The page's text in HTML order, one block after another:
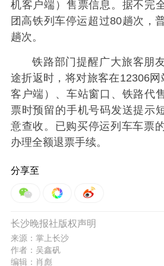
机客户端）售票信息。据不完
团高铁列车停运超过80趟次，
趟次。
铁路部门提醒广大旅客朋
途折返时，将对旅客在12306
客户端）、车站窗口、铁路代
票时预留的手机号码发送提示
意查收。已购买停运列车车票
办理全额退票手续。
分享至
长沙晚报社版权声明
来源：掌上长沙
作者：吴鑫矾
编辑：肖彪